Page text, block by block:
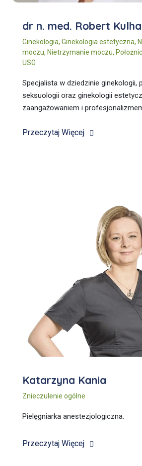
dr n. med. Robert
Ginekologia, Ginekologia estetyczna,
moczu, Nietrzymanie moczu,
USG
Specjalista w dziedzinie ginekologii,
seksuologii oraz ginekologii
zaangażowaniem i
kompleksową opiekę medyczną.
Przeczytaj Więcej
Katarzyna Kania
Znieczulenie ogólne
Pielęgniarka anestezjologiczna.
Przeczytaj Więcej